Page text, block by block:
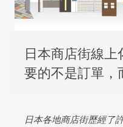
日本商店街線
要的不是訂單，
日本各地商店街歷經了